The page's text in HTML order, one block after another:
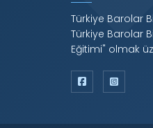
Türkiye Barolar
Türkiye Barolar
Eğitimi" olmak